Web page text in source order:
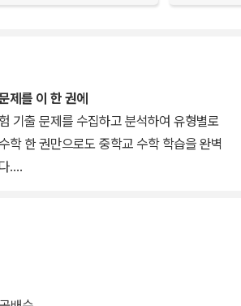
제를 이 한 권에
기출 문제를 수집하고 분석하여 유형별로
학 한 권만으로도 중학교 수학 학습을 완벽
.
문제까지 순서대로 도전하는 것이 합리적
수학은 모든 문제를 3단계로 나누어 수준
형 뽀개기에서는 이를 다시 하, 중, 상의 난